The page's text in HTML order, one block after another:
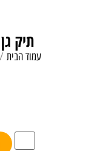
תיק
עמוד הבית